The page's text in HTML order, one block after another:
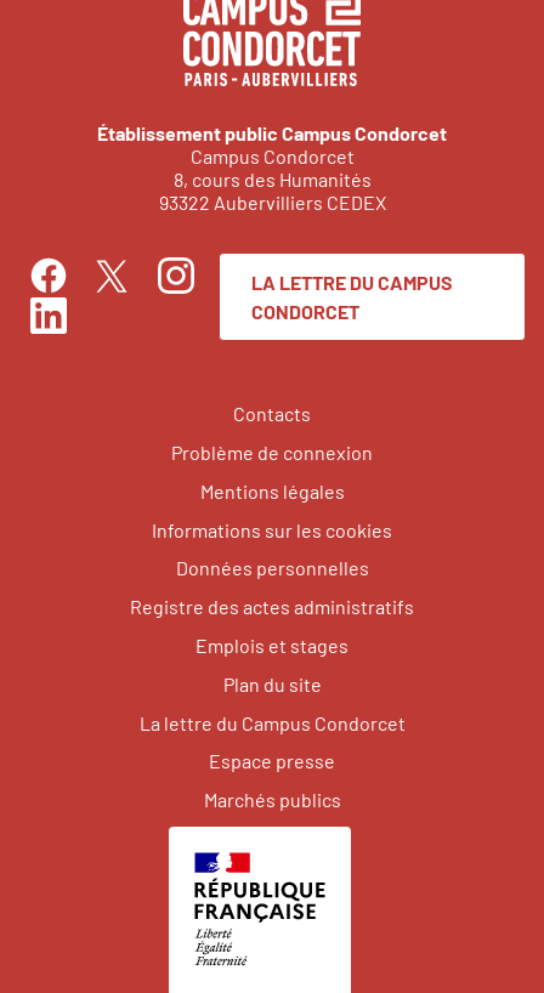
Établissement public Campus Condorcet
Campus Condorcet
8, cours des Humanités
93322 Aubervilliers CEDEX
FacebookTwitterInstagram
LinkedIn
LA LETTRE DU CAMPUS
CONDORCET
Contacts
Problème de connexion
Mentions légales
Informations sur les cookies
Données personnelles
Registre des actes administratifs
Emplois et stages
Plan du site
La lettre du Campus Condorcet
Espace presse
Marchés publics